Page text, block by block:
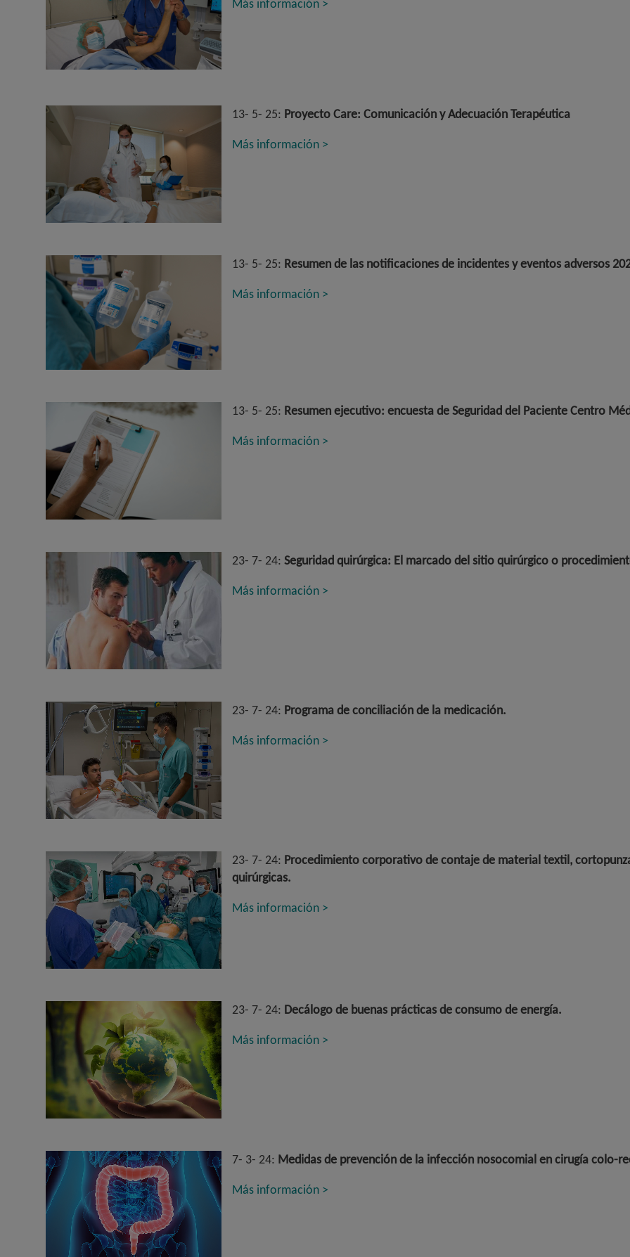
Más información >
13- 5- 25: Proyecto Care: Comunicación y Adecuación Terapéutica
Más información >
13- 5- 25: Resumen de las notificaciones de incidentes y eventos adversos
Más información >
13- 5- 25: Resumen ejecutivo: encuesta de Seguridad del Paciente Centro
Más información >
23- 7- 24: Seguridad quirúrgica: El marcado del sitio quirúrgico o
Más información >
23- 7- 24: Programa de conciliación de la medicación.
Más información >
23- 7- 24: Procedimiento corporativo de contaje de material textil,
quirúrgicas.
Más información >
23- 7- 24: Decálogo de buenas prácticas de consumo de energía.
Más información >
7- 3- 24: Medidas de prevención de la infección nosocomial en cirugía colo-
Más información >